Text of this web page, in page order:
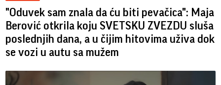
"Oduvek sam znala da ću biti pevačica": Maja
Berović otkrila koju SVETSKU ZVEZDU sluša
poslednjih dana, a u čijim hitovima uživa dok
se vozi u autu sa mužem